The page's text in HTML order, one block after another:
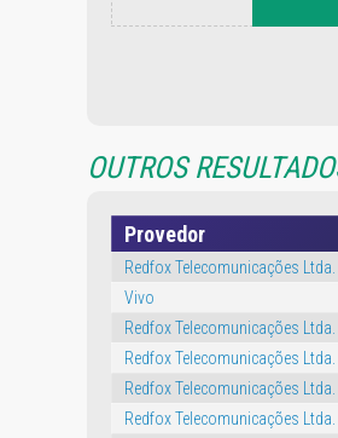
OUTROS
Provedor
Redfox Telecomunicações Ltda.
Vivo
Redfox Telecomunicações Ltda.
Redfox Telecomunicações Ltda.
Redfox Telecomunicações Ltda.
Redfox Telecomunicações Ltda.